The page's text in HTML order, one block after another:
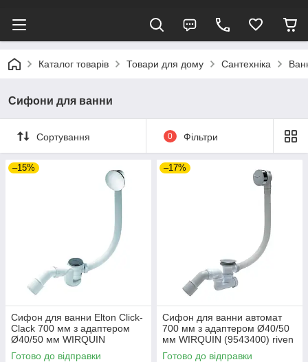
Каталог товарів Товари для дому Сантехніка
Сифони для ванни
Сортування 0 Фільтри
–15%
Сифон для ванни Elton Click-
Clack 700 мм з адаптером
Ø40/50 мм WIRQUIN
(9543210) riven
Готово до відправки
–17%
Сифон для ванни автомат
700 мм з адаптером Ø40/50
мм WIRQUIN (9543400) riven
Готово до відправки